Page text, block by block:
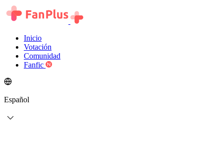
Inicio
Votación
Comunidad
Fanfic
Español